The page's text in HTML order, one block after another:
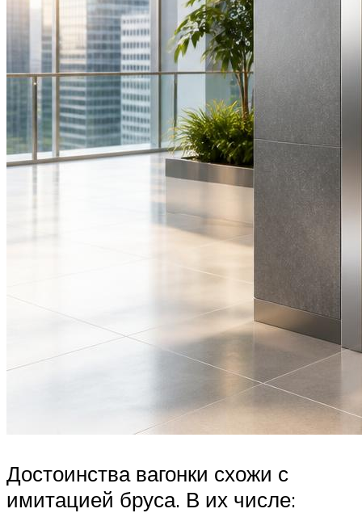
Достоинства вагонки схожи с
имитацией бруса. В их числе: